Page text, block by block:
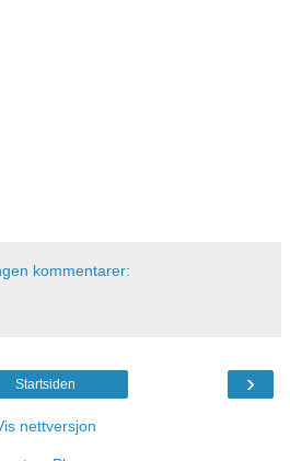
kommentarer:
›
Startsiden
nettversjon